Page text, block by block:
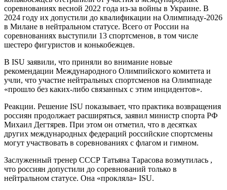
соревнованиях весной 2022 года из-за войны в Украине. В
2024 году их допустили до квалификации на Олимпиаду-2026
в Милане в нейтральном статусе. Всего от России на
соревнованиях выступили 13 спортсменов, в том числе
шестеро фигуристов и конькобежцев.
В ISU заявили, что приняли во внимание новые
рекомендации Международного Олимпийского комитета и
учли, что участие нейтральных спортсменов на Олимпиаде
«прошло без каких-либо связанных с этим инцидентов».
Реакции. Решение ISU показывает, что практика возвращения
россиян продолжает расширяться, заявил министр спорта РФ
Михаил Дегтярев. При этом он отметил, что в десятках
других международных федераций российские спортсмены
могут участвовать в соревнованиях с флагом и гимном.
Заслуженный тренер СССР Татьяна Тарасова возмутилась ,
что россиян допустили до соревнований только в
нейтральном статусе. Она «прокляла» ISU.